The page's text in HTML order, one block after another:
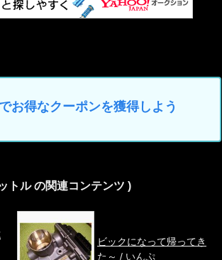
お得なクーポンを獲得しよう
トル の関連コンテンツ )
ビックになって帰ってき
た～ / いんぷ